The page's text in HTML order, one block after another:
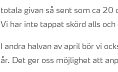
totala givan så sent som ca 20
Vi har inte tappat skörd alls
I andra halvan av april bör vi
år. Det ger oss möjlighet att